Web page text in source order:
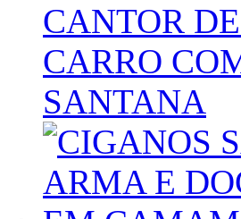
CANTOR
CARRO
SANTANA